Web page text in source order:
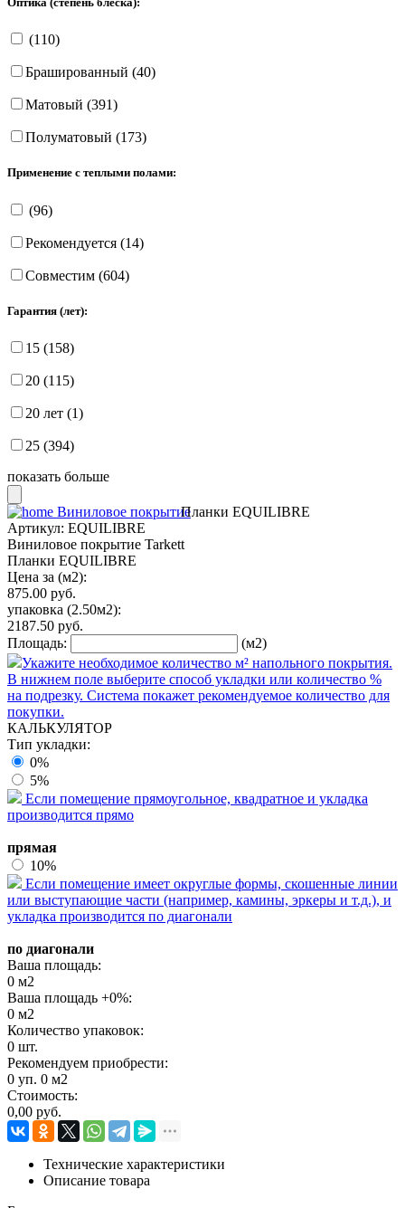
(110)
Брашированный (40)
Матовый (391)
Полуматовый (173)
Применение с теплыми полами:
(96)
Рекомендуется (14)
Совместим (604)
Гарантия (лет):
15 (158)
20 (115)
20 лет (1)
25 (394)
показать больше
Виниловое покрытиеПланки EQUILIBRE
Артикул: EQUILIBRE
Виниловое покрытие Tarkett
Планки EQUILIBRE
Цена за (м2):
875.00 руб.
упаковка (2.50м2):
2187.50 руб.
Площадь:
(м2)
Укажите необходимое количество м² напольного покрытия.
В нижнем поле выберите способ укладки или количество %
на подрезку. Система покажет рекомендуемое количество для
покупки.
КАЛЬКУЛЯТОР
Тип укладки:
0%
5%
Если помещение прямоугольное, квадратное и укладка
производится прямо
прямая
10%
Если помещение имеет округлые формы, скошенные линии
или выступающие части (например, камины, эркеры и т.д.), и
укладка производится по диагонали
по диагонали
Ваша площадь:
0 м2
Ваша площадь +0%:
0 м2
Количество упаковок:
0 шт.
Рекомендуем приобрести:
0 уп. 0 м2
Стоимость:
0,00 руб.
Технические характеристики
Описание товара